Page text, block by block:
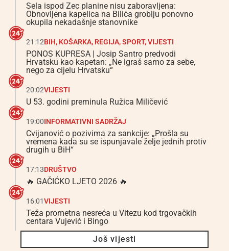
Sela ispod Zec planine nisu zaboravljena:
Obnovljena kapelica na Bilića groblju ponovno
okupila nekadašnje stanovnike
21:12BIH, KOŠARKA, REGIJA,SPORT,VIJESTI
PONOS KUPRESA | Josip Santro predvodi
Hrvatsku kao kapetan: „Ne igraš samo za sebe,
nego za cijelu Hrvatsku“
20:02VIJESTI
U 53. godini preminula Ružica Miličević
19:00INFORMATIVNI SADRŽAJ
Cvijanović o pozivima za sankcije: „Prošla su
vremena kada su se ispunjavale želje jednih protiv
drugih u BiH“
17:13DRUŠTVO
🔥 GAČIĆKO LJETO 2026 🔥
16:01VIJESTI
Teža prometna nesreća u Vitezu kod trgovačkih
centara Vujević i Bingo
Još vijesti